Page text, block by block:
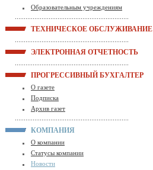
Образовательным учреждениям
ТЕХНИЧЕСКОЕ ОБСЛУЖИВАНИЕ
ЭЛЕКТРОННАЯ ОТЧЕТНОСТЬ
ПРОГРЕССИВНЫЙ БУХГАЛТЕР
О газете
Подписка
Архив газет
КОМПАНИЯ
О компании
Статусы компании
Новости